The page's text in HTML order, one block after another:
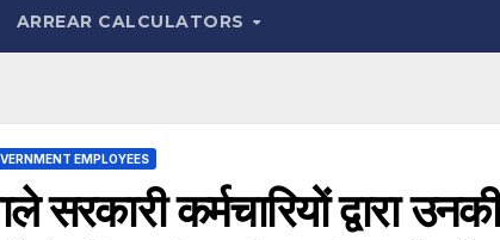
ARREAR CALCULATORS
EMPLOYEES
सरकारी कर्मचारियों द्वारा